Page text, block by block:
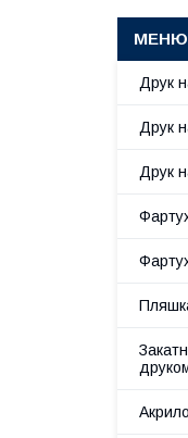
Друк
Друк
Друк